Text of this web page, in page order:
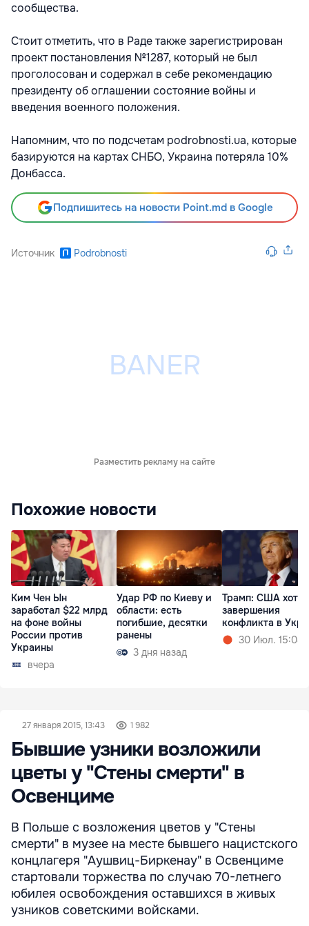
сообщества.
Стоит отметить, что в Раде также зарегистрирован
проект постановления №1287, который не был
проголосован и содержал в себе рекомендацию
президенту об оглашении состояние войны и
введения военного положения.
Напомним, что по подсчетам podrobnosti.ua, которые
базируются на картах СНБО, Украина потеряла 10%
Донбасса.
Подпишитесь на новости Point.md в Google
Источник Podrobnosti
Разместить рекламу на сайте
Похожие новости
Ким Чен Ын
заработал $22 млрд
на фоне войны
России против
Украины
вчера
Удар РФ по Киеву и
области: есть
погибшие, десятки
ранены
3 дня назад
Трамп: США хотят
завершения
конфликта в
30 Июл. 15:08
27 января 2015, 13:43 1 982
Бывшие узники возложили
цветы у "Стены смерти" в
Освенциме
В Польше с возложения цветов у "Стены
смерти" в музее на месте бывшего нацистского
концлагеря "Аушвиц-Биркенау" в Освенциме
стартовали торжества по случаю 70-летнего
юбилея освобождения оставшихся в живых
узников советскими войсками.